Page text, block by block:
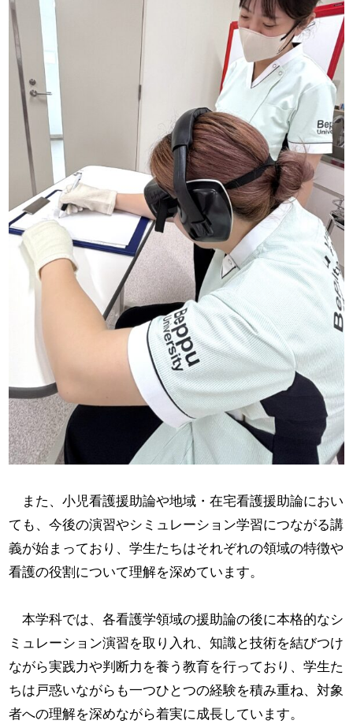
また、小児看護援助論や地域・在宅看護援助論におい
ても、今後の演習やシミュレーション学習につながる講
義が始まっており、学生たちはそれぞれの領域の特徴や
看護の役割について理解を深めています。
本学科では、各看護学領域の援助論の後に本格的なシ
ミュレーション演習を取り入れ、知識と技術を結びつけ
ながら実践力や判断力を養う教育を行っており、学生た
ちは戸惑いながらも一つひとつの経験を積み重ね、対象
者への理解を深めながら着実に成長しています。